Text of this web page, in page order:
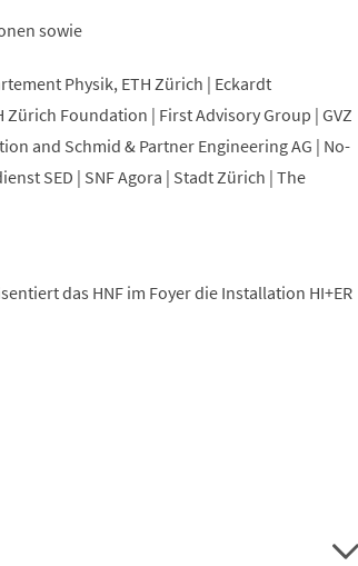
sowie
Physik, ETH Zürich | Eckardt
Zürich Foundation | First Advisory Group | GVZ
and Schmid & Partner Engineering AG | No-
SED | SNF Agora | Stadt Zürich | The
das HNF im Foyer die Installation HI+ER